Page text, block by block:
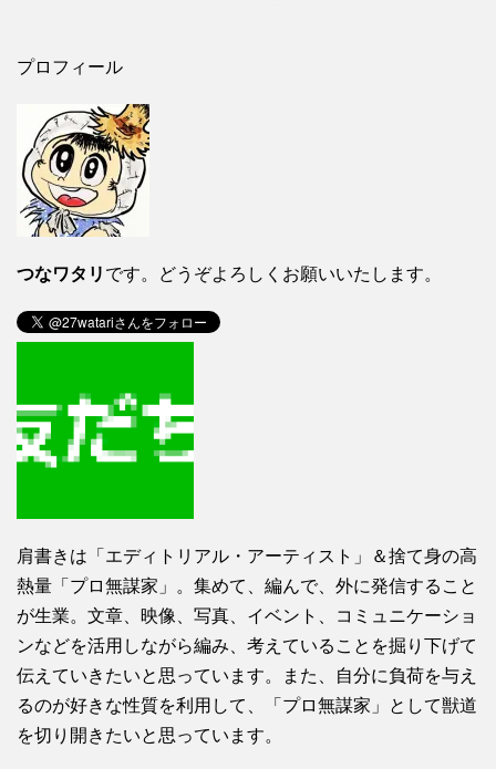
プロフィール
つなワタリ です。どうぞよろしくお願いいたします。
肩書きは「エディトリアル・アーティスト」＆捨て身の高
熱量「プロ無謀家」。集めて、編んで、外に発信すること
が生業。文章、映像、写真、イベント、コミュニケーショ
ンなどを活用しながら編み、考えていることを掘り下げて
伝えていきたいと思っています。また、自分に負荷を与え
るのが好きな性質を利用して、「プロ無謀家」として獣道
を切り開きたいと思っています。